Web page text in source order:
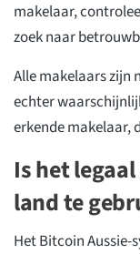
makelaar,
zoek naar
Alle makelaars zijn
echter
erkende makelaar,
Is het
land te
Het Bitcoin Aussie-